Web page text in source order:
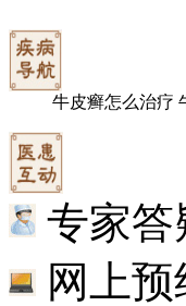
牛皮癣怎么治疗
专家答
网上预